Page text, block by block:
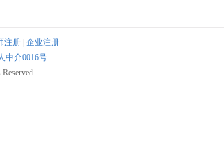
注册 企业注册
中介0016号